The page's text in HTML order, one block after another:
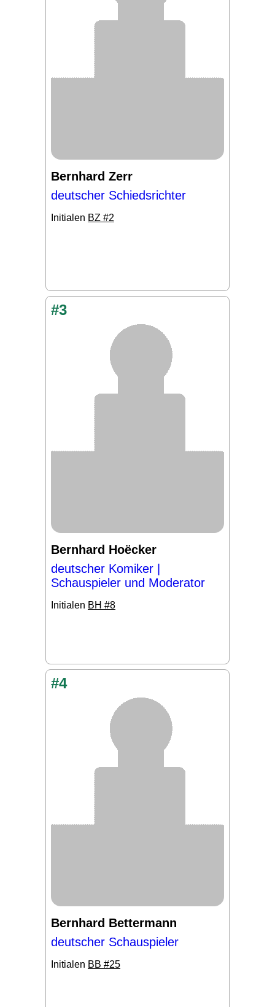
Bernhard Zerr
deutscher Schiedsrichter
Initialen BZ #2
#3
Bernhard Hoëcker
deutscher Komiker |
Schauspieler und Moderator
Initialen BH #8
#4
Bernhard Bettermann
deutscher Schauspieler
Initialen BB #25